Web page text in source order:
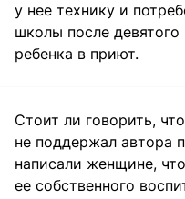
у нее технику и
школы после девятого
ребенка в приют.
Стоит ли говорить,
не поддержал автора
написали женщине,
ее собственного